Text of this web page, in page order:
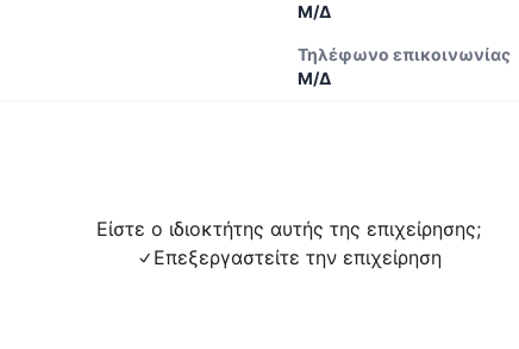
Μ/Δ
Τηλέφωνο επικοινωνίας
Μ/Δ
Είστε ο ιδιοκτήτης αυτής της επιχείρησης;
Επεξεργαστείτε την επιχείρηση